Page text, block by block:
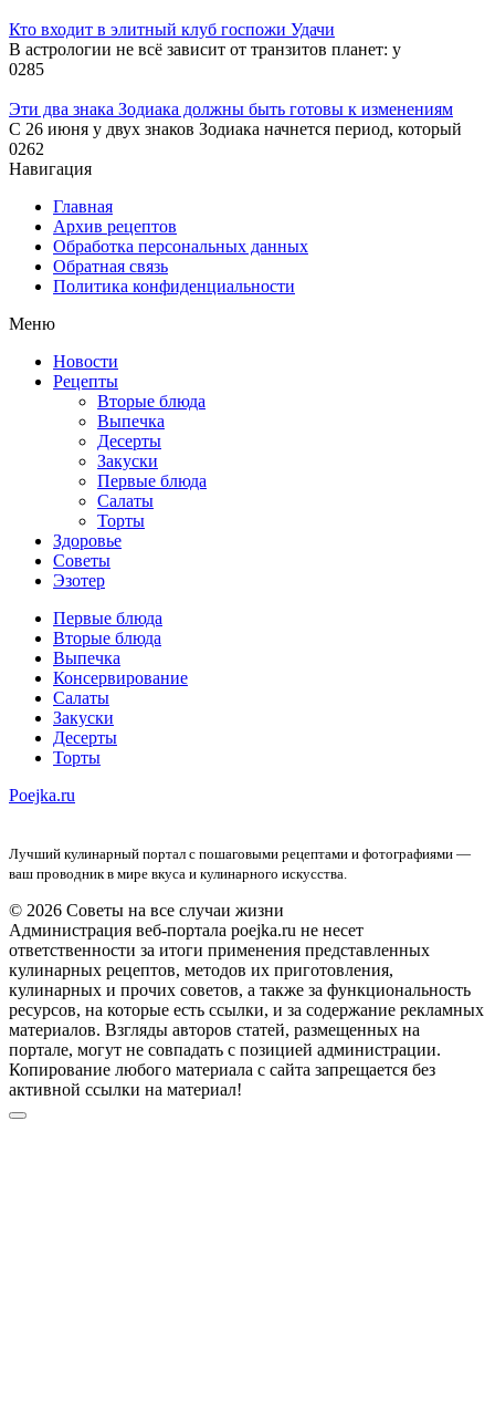
Кто входит в элитный клуб госпожи Удачи
В астрологии не всё зависит от транзитов планет: у
0285
Эти два знака Зодиака должны быть готовы к изменениям
С 26 июня у двух знаков Зодиака начнется период, который
0262
Навигация
Главная
Архив рецептов
Обработка персональных данных
Обратная связь
Политика конфиденциальности
Меню
Новости
Рецепты
Вторые блюда
Выпечка
Десерты
Закуски
Первые блюда
Салаты
Торты
Здоровье
Советы
Эзотер
Первые блюда
Вторые блюда
Выпечка
Консервирование
Салаты
Закуски
Десерты
Торты
Poejka.ru
Лучший кулинарный портал с пошаговыми рецептами и фотографиями —
ваш проводник в мире вкуса и кулинарного искусства.
© 2026 Советы на все случаи жизни
Администрация веб-портала poejka.ru не несет
ответственности за итоги применения представленных
кулинарных рецептов, методов их приготовления,
кулинарных и прочих советов, а также за функциональность
ресурсов, на которые есть ссылки, и за содержание рекламных
материалов. Взгляды авторов статей, размещенных на
портале, могут не совпадать с позицией администрации.
Копирование любого материала с сайта запрещается без
активной ссылки на материал!